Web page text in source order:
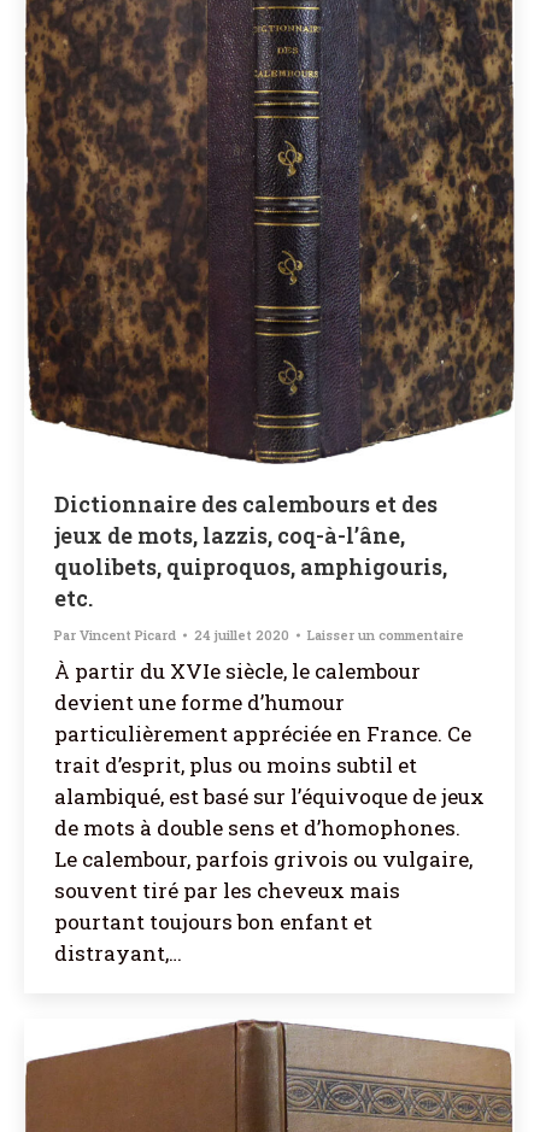
Dictionnaire des calembours et des
jeux de mots, lazzis, coq-à-l’âne,
quolibets, quiproquos, amphigouris,
etc.
Par Vincent Picard 24 juillet 2020 Laisser un commentaire
À partir du XVIe siècle, le calembour
devient une forme d’humour
particulièrement appréciée en France. Ce
trait d’esprit, plus ou moins subtil et
alambiqué, est basé sur l’équivoque de jeux
de mots à double sens et d’homophones.
Le calembour, parfois grivois ou vulgaire,
souvent tiré par les cheveux mais
pourtant toujours bon enfant et
distrayant,…